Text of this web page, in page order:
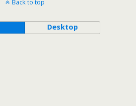
Back to top
Desktop